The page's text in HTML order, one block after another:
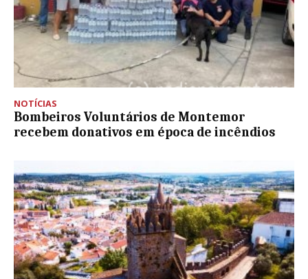
NOTÍCIAS
Bombeiros Voluntários de Montemor
recebem donativos em época de incêndios